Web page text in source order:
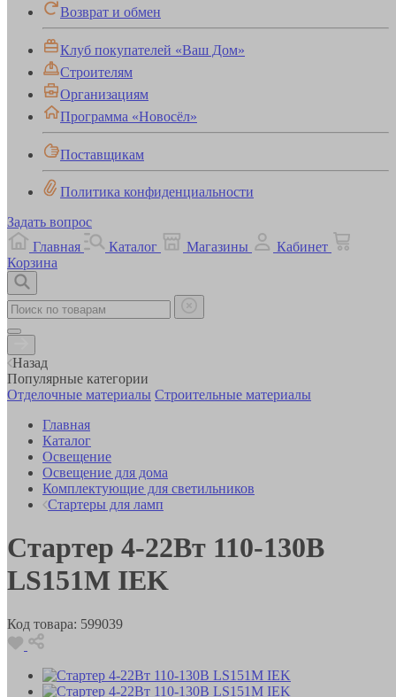
Возврат и обмен
Клуб покупателей «Ваш Дом»
Строителям
Организациям
Программа «Новосёл»
Поставщикам
Политика конфиденциальности
Задать вопрос
Главная
Каталог Магазины
Кабинет
Корзина
Назад
Популярные категории
Отделочные материалы Строительные материалы
Главная
Каталог
Освещение
Освещение для дома
Комплектующие для светильников
Стартеры для ламп
Стартер 4-22Вт 110-130В
LS151M IEK
Код товара: 599039